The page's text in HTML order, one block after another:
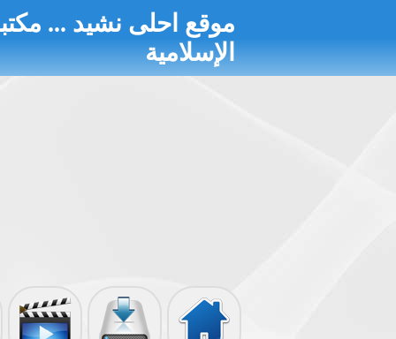
موقع احلى نشيد ...
الإسلامية
تحميل الألبوماتأناشيد مصورةإذاعة الأناشيد